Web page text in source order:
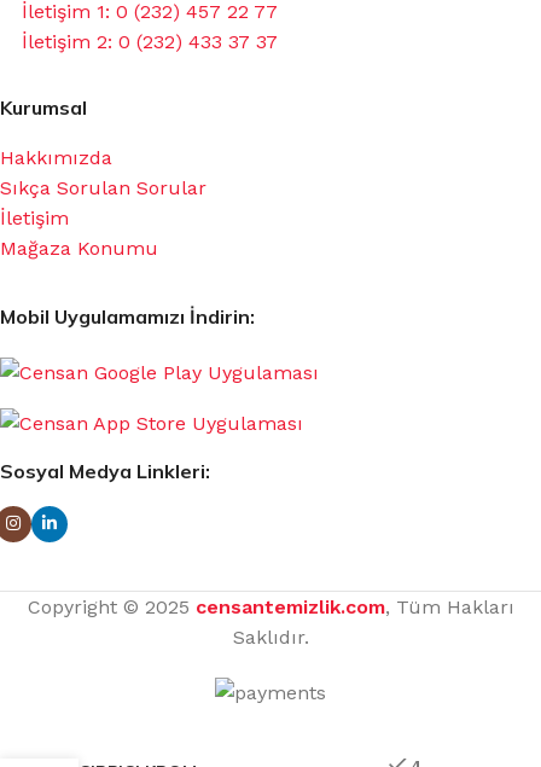
İletişim 1: 0 (232) 457 22 77
İletişim 2: 0 (232) 433 37 37
Kurumsal
Hakkımızda
Sıkça Sorulan Sorular
İletişim
Mağaza Konumu
Mobil Uygulamamızı İndirin:
Sosyal Medya Linkleri:
Copyright © 2025 censantemizlik.com, Tüm Hakları
Saklıdır.